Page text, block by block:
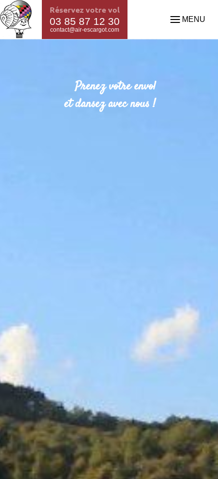
Réservez votre vol
03 85 87 12 30
contact@air-escargot.com
MENU
Prenez votre envol
et dansez avec nous !